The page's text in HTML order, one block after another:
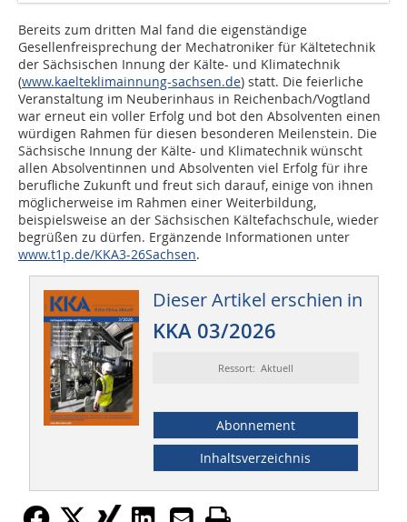
Bereits zum dritten Mal fand die eigenständige
Gesellenfreisprechung der Mechatroniker für Kältetechnik
der Sächsischen Innung der Kälte- und Klimatechnik
(www.kaelteklimainnung-sachsen.de) statt. Die feierliche
Veranstaltung im Neuberinhaus in Reichenbach/Vogtland
war erneut ein voller Erfolg und bot den Absolventen einen
würdigen Rahmen für diesen besonderen Meilenstein. Die
Sächsische Innung der Kälte- und Klimatechnik wünscht
allen Absolventinnen und Absolventen viel Erfolg für ihre
berufliche Zukunft und freut sich darauf, einige von ihnen
möglicherweise im Rahmen einer Weiterbildung,
beispielsweise an der Sächsischen Kältefachschule, wieder
begrüßen zu dürfen. Ergänzende Informationen unter
www.t1p.de/KKA3-26Sachsen.
Dieser Artikel erschien in
KKA 03/2026
Ressort: Aktuell
Abonnement
Inhaltsverzeichnis